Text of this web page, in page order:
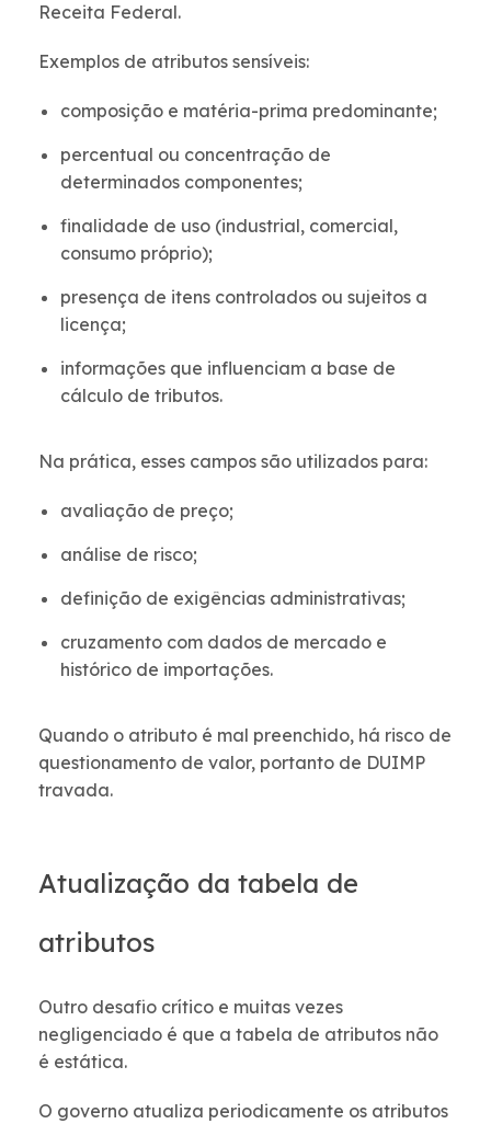
Receita Federal.
Exemplos de atributos sensíveis:
composição e matéria-prima predominante;
percentual ou concentração de
determinados componentes;
finalidade de uso (industrial, comercial,
consumo próprio);
presença de itens controlados ou sujeitos a
licença;
informações que influenciam a base de
cálculo de tributos.
Na prática, esses campos são utilizados para:
avaliação de preço;
análise de risco;
definição de exigências administrativas;
cruzamento com dados de mercado e
histórico de importações.
Quando o atributo é mal preenchido, há risco de
questionamento de valor, portanto de DUIMP
travada.
Atualização da tabela de
atributos
Outro desafio crítico e muitas vezes
negligenciado é que a tabela de atributos não
é estática.
O governo atualiza periodicamente os atributos